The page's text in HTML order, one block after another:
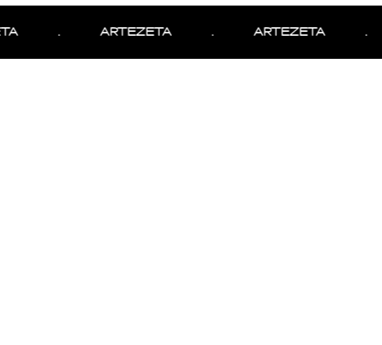
ARTEZETA ARTEZETA